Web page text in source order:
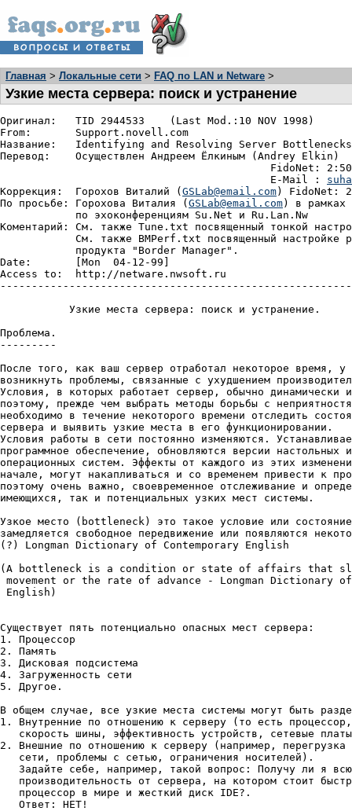
Главная > Локальные сети > FAQ по LAN и Netware >
Узкие места сервера: поиск и устранение
Оpигинал:   TID 2944533    (Last Mod.:10 NOV 1998)
From:	    Support.novell.com
Название:   Identifying and Resolving Server Bottlenecks
Пеpевод:    Осуществлен Андpеем Ёлкиным (Andrey Elkin)
					   E-Mail :
Коppекция:  Гоpохов Виталий ( GSLab@email.com) FidoNet:
По пpосьбе: Гоpохова Виталия ( GSLab@email.com) в pамках
Коментаpий: См. также Tune.txt посвященный тонкой
Date:	    [Mon  04-12-99]
Access to:  http://netware.nwsoft.ru
Проблема.
---------
После того, как ваш сервер отработал некоторое время, у
возникнуть проблемы, связанные с ухудшением
Условия, в которых работает сервер, обычно динамически
поэтому, прежде чем выбрать методы борьбы с
необходимо в течение некоторого времени отследить
сервера и выявить узкие места в его функционировании.
Условия работы в сети постоянно изменяются.
программное обеспечение, обновляются версии настольных
операционных систем. Эффекты от каждого из этих
начале, могут накапливаться и со временем привести к
поэтому очень важно, своевременное отслеживание и
имеющихся, так и потенциальных узких мест системы.
Узкое место (bottleneck) это такое условие или
замедляется свободное передвижение или появляются
(?) Longman Dictionary of Contemporary English
(A bottleneck is a condition or state of affairs that
movement or the rate of advance - Longman Dictionary of
English)
Существует пять потенциально опасных мест сервера:
1. Процессор
2. Память
3. Дисковая подсистема
4. Загруженность сети
5. Другое.
В общем случае, все узкие места системы могут быть
1. Внутренние по отношению к серверу (то есть процессор,
скорость шины, эффективность устройств, сетевые
2. Внешние по отношению к серверу (например, перегрузка
   сети, проблемы с сетью, ограничения носителей).
Задайте себе, например, такой вопрос: Получу ли я
производительность от сервера, на котором стоит
   процессор в мире и жесткий диск IDE?.
   Ответ: НЕТ!